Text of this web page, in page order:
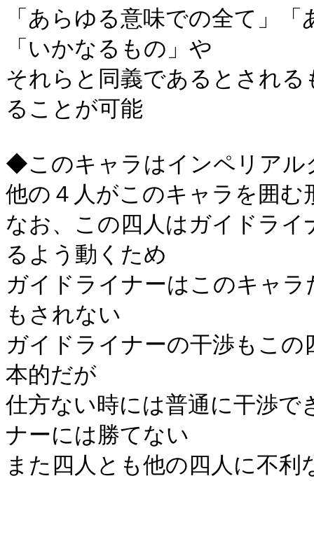
「あらゆる意味での全て」
「いかなるもの」や
それらと同義であるとされ
ることが可能
◆このキャラはインペリアル
他の４人がこのキャラを囲む
なお、この四人はガイドラ
るよう動くため
ガイドライナーはこのキャ
もされない
ガイドライナーの干渉もこ
本的だが
仕方ない時には普通に干渉
ナーには勝てない
また四人とも他の四人に不